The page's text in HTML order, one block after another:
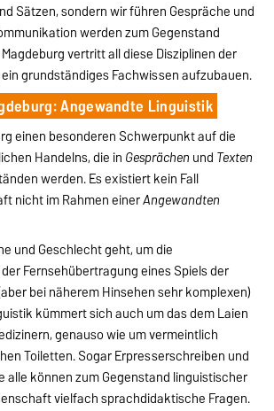
Sätzen, sondern wir führen Gespräche und
werden zum Gegenstand
vertritt all diese Disziplinen der
grundständiges Fachwissen aufzubauen.
Angewandte Linguistik
einen besonderen Schwerpunkt auf die
Handelns, die in Gesprächen und Texten
werden. Es existiert kein Fall
nicht im Rahmen einerAngewandten
und Geschlecht geht, um die
Fernsehübertragung eines Spiels der
bei näherem Hinsehen sehr komplexen)
kümmert sich auch um das dem Laien
genauso wie um vermeintlich
Toiletten. Sogar Erpresserschreiben und
alle können zum Gegenstand linguistischer
vielfach sprachdidaktische Fragen.